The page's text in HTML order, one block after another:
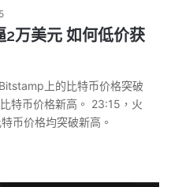
2万美元 如何低价获
上的比特币价格突破
特币价格新高。 23:15，火
币价格均突破新高。